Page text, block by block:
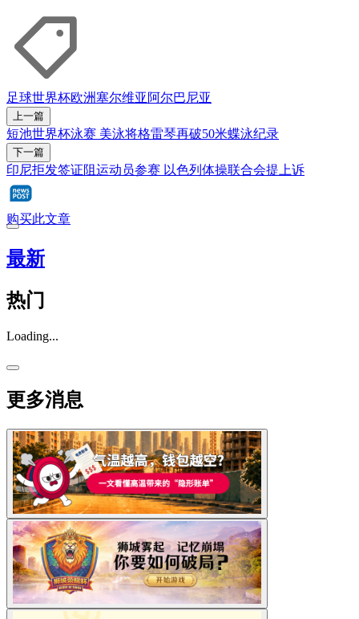
足球世界杯欧洲塞尔维亚 阿尔巴尼亚
上一篇
短池世界杯泳赛 美泳将格雷琴再破50米蝶泳纪录
下一篇
印尼拒发签证阻运动员参赛 以色列体操联合会提上诉
购买此文章
最新
热门
Loading...
更多消息